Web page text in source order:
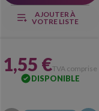
AJOUTER À
VOTRE LISTE
1,55 €TVA comprise
DISPONIBLE